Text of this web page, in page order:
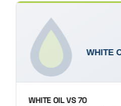
WHITE OIL VS 70